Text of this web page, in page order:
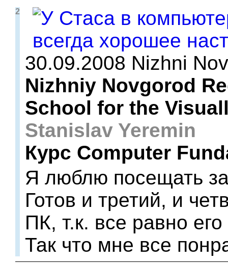
2
30.09.2008 Nizhni
Nizhniy Novgorod
School for the
Stanislav Yeremin
Курс Computer
Я люблю посещать
Готов и третий, и
ПК, т.к. все равно
Так что мне все